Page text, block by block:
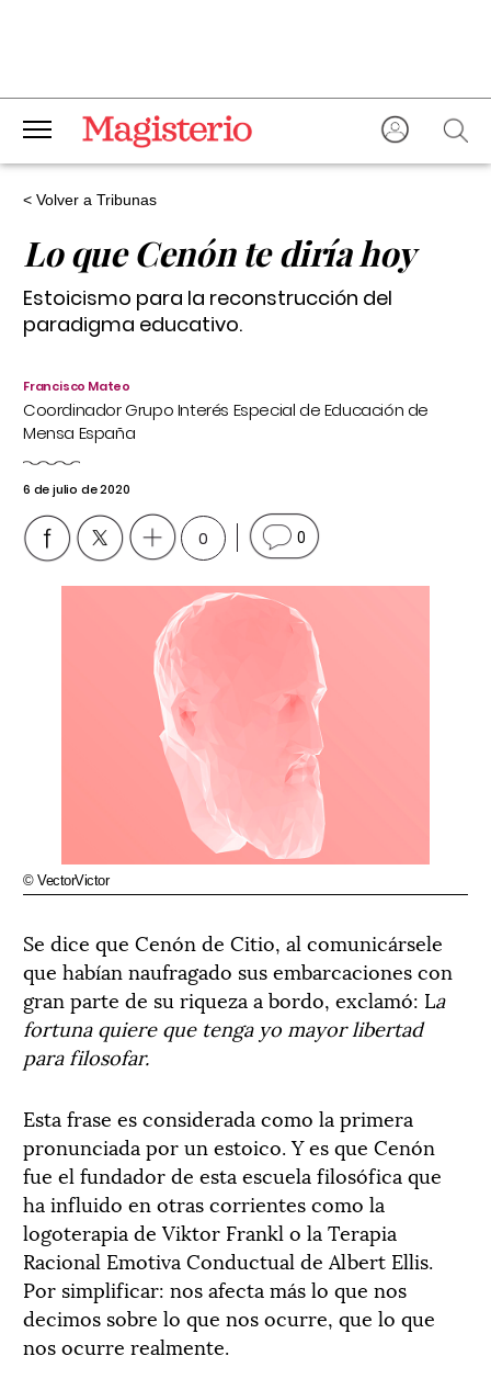
< Volver a Tribunas
Lo que Cenón te diría hoy
Estoicismo para la reconstrucción del
paradigma educativo.
Francisco Mateo
Coordinador Grupo Interés Especial de Educación de
Mensa España
6 de julio de 2020
0 0
© VectorVictor
Se dice que Cenón de Citio, al comunicársele
que habían naufragado sus embarcaciones con
gran parte de su riqueza a bordo, exclamó: La
fortuna quiere que tenga yo mayor libertad
para filosofar.
Esta frase es considerada como la primera
pronunciada por un estoico. Y es que Cenón
fue el fundador de esta escuela filosófica que
ha influido en otras corrientes como la
logoterapia de Viktor Frankl o la Terapia
Racional Emotiva Conductual de Albert Ellis.
Por simplificar: nos afecta más lo que nos
decimos sobre lo que nos ocurre, que lo que
nos ocurre realmente.